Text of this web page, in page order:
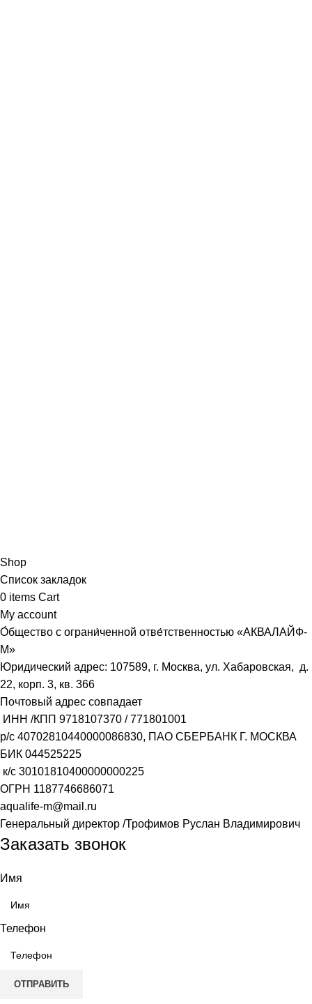
Shop
Список закладок
0 items Cart
My account
О́бщество с ограни́ченной отве́тственностью «АКВАЛАЙФ-
М»
Юридический адрес: 107589, г. Москва, ул. Хабаровская, д.
22, корп. 3, кв. 366
Почтовый адрес совпадает
ИНН /КПП 9718107370 /771801001
р/с 40702810440000086830, ПАО СБЕРБАНК Г. МОСКВА
БИК 044525225
к/с 30101810400000000225
ОГРН 1187746686071
aqualife-m@mail.ru
Генеральный директор /Трофимов Руслан Владимирович
Заказать звонок
Имя
Телефон
ОТПРАВИТЬ